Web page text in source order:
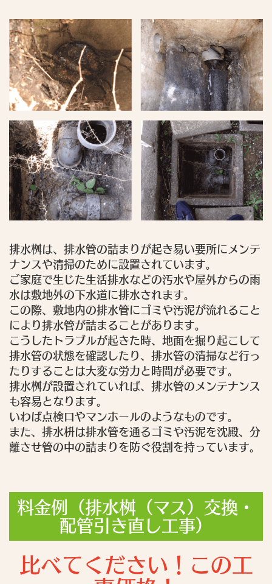
排水桝は、排水管の詰まりが起き易い要所にメンテ
ナンスや清掃のために設置されています。
ご家庭で生じた生活排水などの汚水や屋外からの雨
水は敷地外の下水道に排水されます。
この際、敷地内の排水管にゴミや汚泥が流れること
により排水管が詰まることがあります。
こうしたトラブルが起きた時、地面を掘り起こして
排水管の状態を確認したり、排水管の清掃など行っ
たりすることは大変な労力と時間が必要です。
排水桝が設置されていれば、排水管のメンテナンス
も容易となります。
いわば点検口やマンホールのようなものです。
また、排水枡は排水管を通るゴミや汚泥を沈殿、分
離させ管の中の詰まりを防ぐ役割を持っています。
料金例（排水桝（マス）交換・
配管引き直し工事）
比べてください！この工